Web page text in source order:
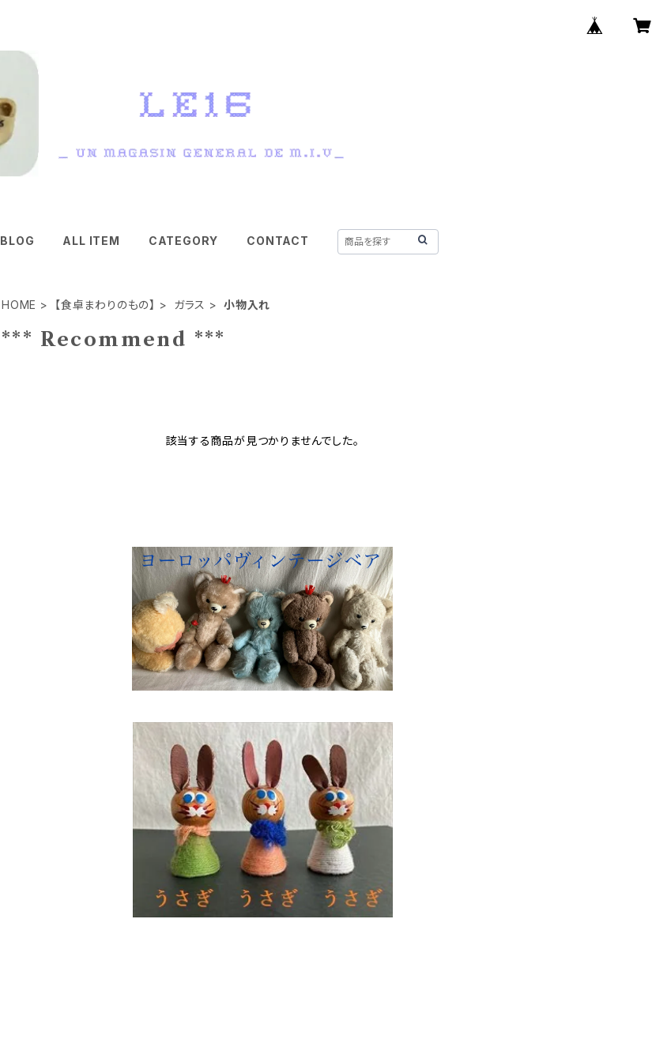
BLOG ALL ITEM CATEGORY CONTACT
HOME 【食卓まわりのもの】 ガラス 小物入れ
*** Recommend ***
該当する商品が見つかりませんでした。